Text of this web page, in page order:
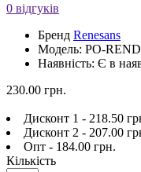
0 відгуків
Бренд Renesans
Модель: PO-
Наявність: Є в
230.00 грн.
Дисконт 1 - 218.50
Дисконт 2 - 207.00
Опт - 184.00 грн.
Кількість